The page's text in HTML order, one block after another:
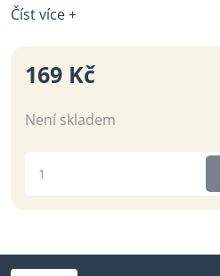
Číst více +
169 Kč
Není skladem